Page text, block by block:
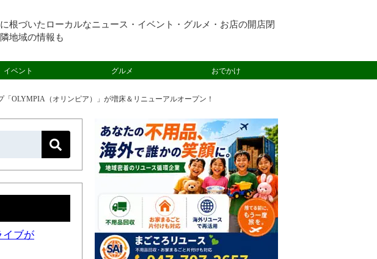
根づいたローカルなニュース・イベント・グルメ・お店の開店閉
地域の情報も
イベント グルメ おでかけ
OLYMPIA（オリンピア）」が増床＆リニューアルオープン！
イブが